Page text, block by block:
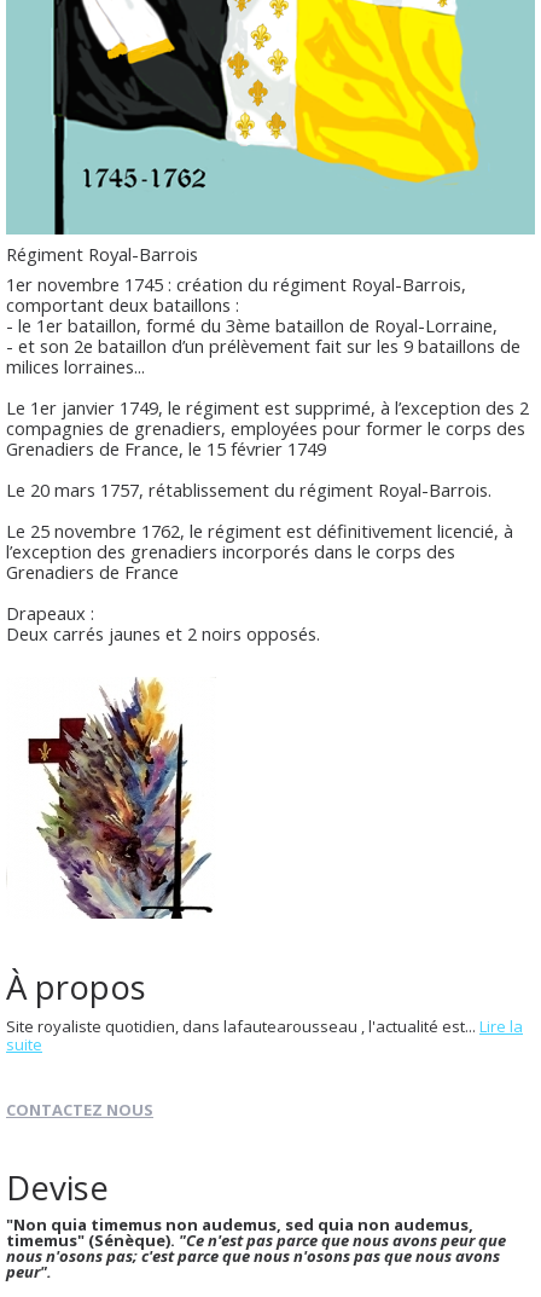
Régiment Royal-Barrois
1er novembre 1745 : création du régiment Royal-Barrois,
comportant deux bataillons :
- le 1er bataillon, formé du 3ème bataillon de Royal-Lorraine,
- et son 2e bataillon d’un prélèvement fait sur les 9 bataillons de
milices lorraines...
Le 1er janvier 1749, le régiment est supprimé, à l’exception des 2
compagnies de grenadiers, employées pour former le corps des
Grenadiers de France, le 15 février 1749
Le 20 mars 1757, rétablissement du régiment Royal-Barrois.
Le 25 novembre 1762, le régiment est définitivement licencié, à
l’exception des grenadiers incorporés dans le corps des
Grenadiers de France
Drapeaux :
Deux carrés jaunes et 2 noirs opposés.
À propos
Site royaliste quotidien, dans lafautearousseau , l'actualité est... Lire la
suite
CONTACTEZ NOUS
Devise
"Non quia timemus non audemus, sed quia non audemus,
timemus" (Sénèque). "Ce n'est pas parce que nous avons peur que
nous n'osons pas; c'est parce que nous n'osons pas que nous avons
peur".